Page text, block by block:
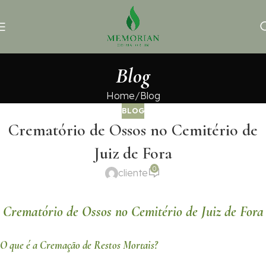
Blog
Home Blog
BLOG
Crematório de Ossos no Cemitério de
Juiz de Fora
cliente 0
Crematório de Ossos no Cemitério de Juiz de Fora
O que é a Cremação de Restos Mortais?